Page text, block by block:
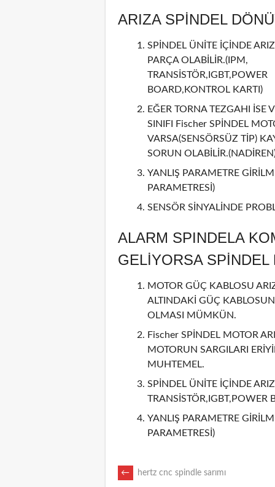
ARIZA SPİNDEL
SPİNDEL ÜNİTE İÇİNDE
PARÇA OLABİLİR.(IPM,
TRANSİSTÖR,IGBT,POWER
BOARD,KONTROL KARTI)
EĞER TORNA TEZGAHI İSE
SINIFI Fischer SPİNDEL
VARSA(SENSÖRSÜZ TİP)
SORUN
YANLIŞ PARAMETRE
PARAMETRESİ)
SENSÖR SİNYALİNDE
ALARM SPINDELA
GELİYORSA SPİNDEL
MOTOR GÜÇ KABLOSU
ALTINDAKİ GÜÇ
OLMASI MÜMKÜN.
Fischer SPİNDEL MOTOR
MOTORUN SARGILARI
MUHTEMEL.
SPİNDEL ÜNİTE İÇİNDE
TRANSİSTÖR,IGBT,POWER
YANLIŞ PARAMETRE
PARAMETRESİ)
POST
← hertz cnc spindle sarımı